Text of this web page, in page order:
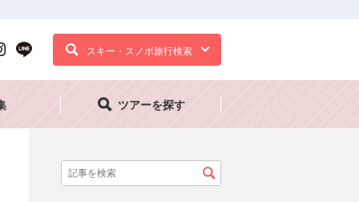
スキー・スノボ旅行検索
ツアーを探す